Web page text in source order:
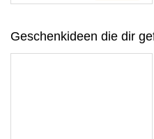
Geschenkideen die dir